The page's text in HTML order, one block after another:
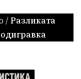
/ Разликата